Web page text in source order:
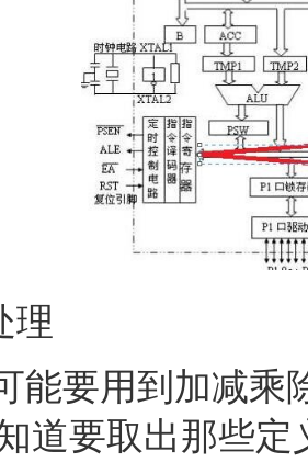
理
能要用到加减乘
道要取出那些